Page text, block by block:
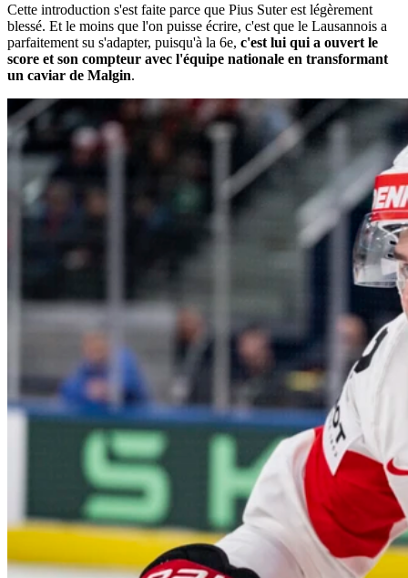
Cette introduction s'est faite parce que Pius Suter est légèrement
blessé. Et le moins que l'on puisse écrire, c'est que le Lausannois a
parfaitement su s'adapter, puisqu'à la 6e, c'est lui qui a ouvert le
score et son compteur avec l'équipe nationale en transformant
un caviar de Malgin.